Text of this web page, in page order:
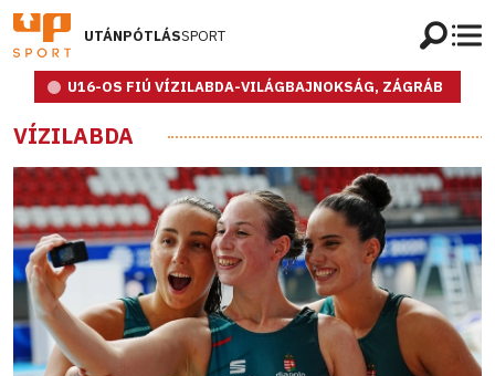
UTÁNPÓTLÁSSPORT
U16-OS FIÚ VÍZILABDA-VILÁGBAJNOKSÁG, ZÁGRÁB
VÍZILABDA